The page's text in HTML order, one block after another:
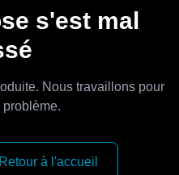
s'est mal
Nous travaillons pour
Retour à l'accueil